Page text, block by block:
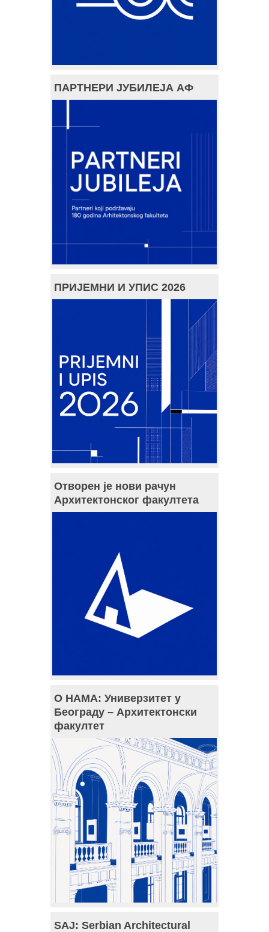
ПАРТНЕРИ ЈУБИЛЕЈА АФ
ПРИЈЕМНИ И УПИС 2026
Отворен је нови рачун
Архитектонског факултета
О НАМА: Универзитет у
Београду – Архитектонски
факултет
SAJ: Serbian Architectural